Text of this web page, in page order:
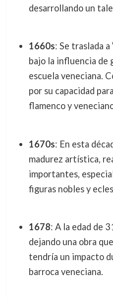
desarrollando un
1660s: Se traslada
bajo la influencia de
escuela veneciana.
por su capacidad
flamenco y
1670s: En esta
madurez artística,
importantes,
figuras nobles y
1678: A la edad de
dejando una obra
tendría un impacto
barroca veneciana.